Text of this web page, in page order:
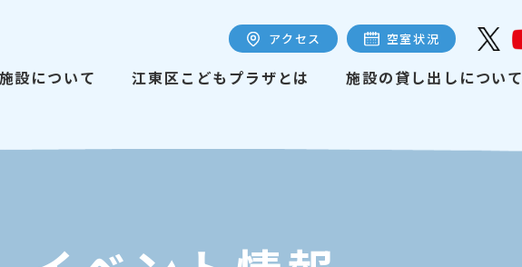
アクセス 空室状況
施設について 江東区こどもプラザとは 施設の貸し出しについて